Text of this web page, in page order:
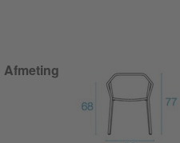
Afmeting